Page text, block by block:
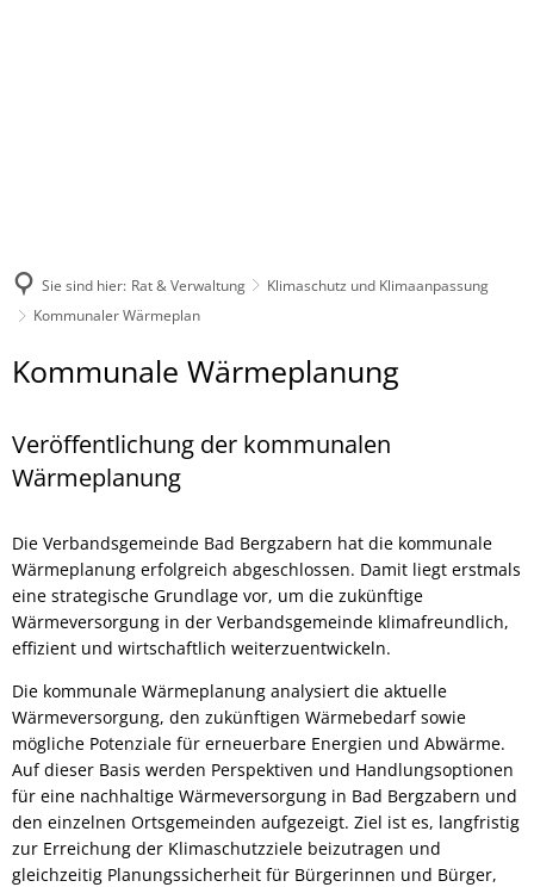
Sie sind hier: Rat & Verwaltung
Klimaschutz und Klimaanpassung
Kommunaler Wärmeplan
Kommunaler
Kommunale Wärmeplanung
Veröffentlichung der kommunalen
Wärmeplanung
Die Verbandsgemeinde Bad Bergzabern hat die kommunale
Wärmeplanung erfolgreich abgeschlossen. Damit liegt erstmals
eine strategische Grundlage vor, um die zukünftige
Wärmeversorgung in der Verbandsgemeinde klimafreundlich,
effizient und wirtschaftlich weiterzuentwickeln.
Die kommunale Wärmeplanung analysiert die aktuelle
Wärmeversorgung, den zukünftigen Wärmebedarf sowie
mögliche Potenziale für erneuerbare Energien und Abwärme.
Auf dieser Basis werden Perspektiven und Handlungsoptionen
für eine nachhaltige Wärmeversorgung in Bad Bergzabern und
den einzelnen Ortsgemeinden aufgezeigt. Ziel ist es, langfristig
zur Erreichung der Klimaschutzziele beizutragen und
gleichzeitig Planungssicherheit für Bürgerinnen und Bürger,